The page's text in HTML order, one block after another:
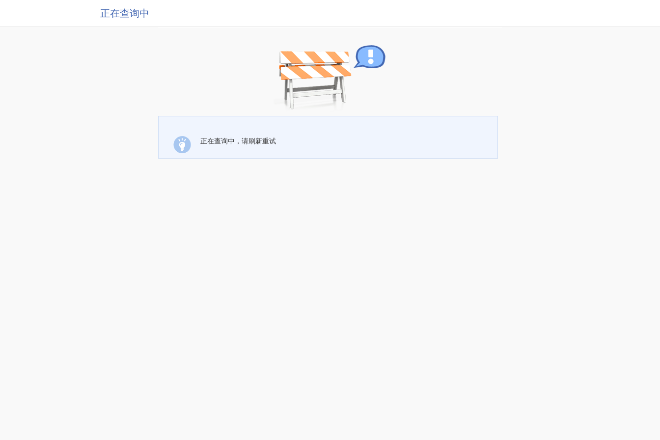
正在查询中
正在查询中，请刷新重试